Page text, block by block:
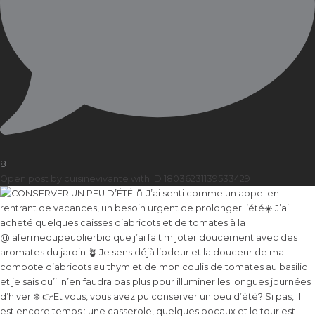
8
Open post by cuisinevivante with ID 18036231139533429